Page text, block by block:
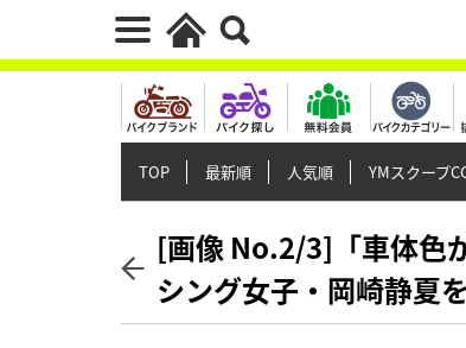
TOP 最新順 人気順 YMスクープ
[画像 No.2/3]「車体色
シング女子・岡崎静夏